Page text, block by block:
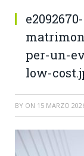
per-un-
low-
BY ON 15 MARZO